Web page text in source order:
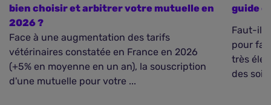
bien choisir et arbitrer votre mutuelle en
2026 ?
Face à une augmentation des tarifs
vétérinaires constatée en France en 2026
(+5% en moyenne en un an), la souscription
d'une mutuelle pour votre ...
guide
Faut-il
pour
très
des